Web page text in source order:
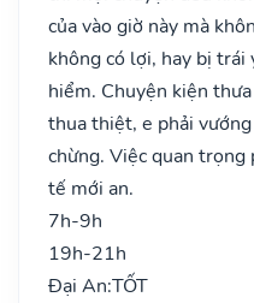
của vào giờ này mà
không có lợi, hay bị trái
hiểm. Chuyện kiện
thua thiệt, e phải
chừng. Việc quan trọng
tế mới an.
7h-9h
19h-21h
Đại An:TỐT